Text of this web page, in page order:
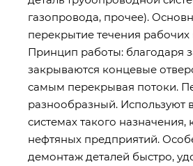
газопровода, прочее).
перекрытие течения
Принцип работы: благодаря
закрываются концевые
самым перекрывая потоки.
разнообразный. Используют
системах такого назначения,
нефтяных предприятий.
демонтаж деталей быстро,